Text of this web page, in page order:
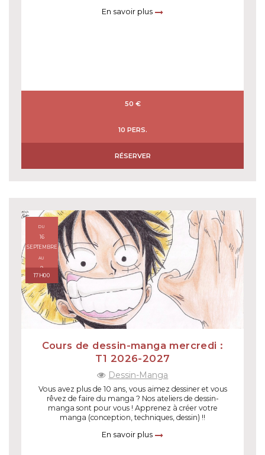
En savoir plus
50 €
10 PERS.
RÉSERVER
DU
16
SEPTEMBRE
AU
9
DÉCEMBRE
17H00
Cours de dessin-manga mercredi :
T1 2026-2027
Dessin-Manga
Vous avez plus de 10 ans, vous aimez dessiner et vous
rêvez de faire du manga ? Nos ateliers de dessin-
manga sont pour vous ! Apprenez à créer votre
manga (conception, techniques, dessin) !!
En savoir plus